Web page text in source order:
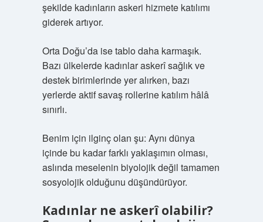
şekilde kadınların askeri hizmete katılımı
giderek artıyor.
Orta Doğu’da ise tablo daha karmaşık.
Bazı ülkelerde kadınlar askerî sağlık ve
destek birimlerinde yer alırken, bazı
yerlerde aktif savaş rollerine katılım hâlâ
sınırlı.
Benim için ilginç olan şu: Aynı dünya
içinde bu kadar farklı yaklaşımın olması,
aslında meselenin biyolojik değil tamamen
sosyolojik olduğunu düşündürüyor.
Kadınlar ne askerî olabilir?